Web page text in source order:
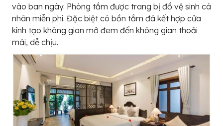
vào ban ngày. Phòng tắm được trang bị đồ vệ sinh cá
nhân miễn phí. Đặc biệt có bồn tắm đá kết hợp cửa
kính tạo không gian mở đem đến không gian thoải
mái, dễ chịu.